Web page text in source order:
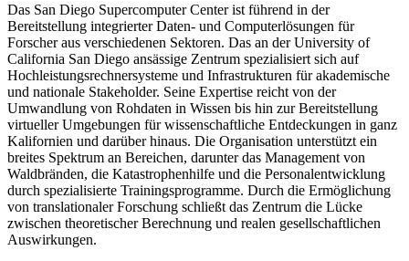
Das San Diego Supercomputer Center ist führend in der
Bereitstellung integrierter Daten- und Computerlösungen für
Forscher aus verschiedenen Sektoren. Das an der University of
California San Diego ansässige Zentrum spezialisiert sich auf
Hochleistungsrechnersysteme und Infrastrukturen für akademische
und nationale Stakeholder. Seine Expertise reicht von der
Umwandlung von Rohdaten in Wissen bis hin zur Bereitstellung
virtueller Umgebungen für wissenschaftliche Entdeckungen in ganz
Kalifornien und darüber hinaus. Die Organisation unterstützt ein
breites Spektrum an Bereichen, darunter das Management von
Waldbränden, die Katastrophenhilfe und die Personalentwicklung
durch spezialisierte Trainingsprogramme. Durch die Ermöglichung
von translationaler Forschung schließt das Zentrum die Lücke
zwischen theoretischer Berechnung und realen gesellschaftlichen
Auswirkungen.